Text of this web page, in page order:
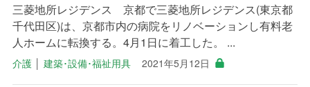
三菱地所レジデンス 京都で三菱地所レジデンス(東京都
千代田区)は、京都市内の病院をリノベーションし有料老
人ホームに転換する。4月1日に着工した。 ...
介護│ 建築･設備･福祉用具 2021年5月12日